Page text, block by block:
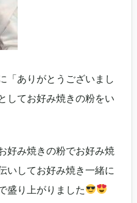
「ありがとうございまし
してお好み焼きの粉をい
好み焼きの粉でお好み焼
いしてお好み焼き一緒に
盛り上がりました